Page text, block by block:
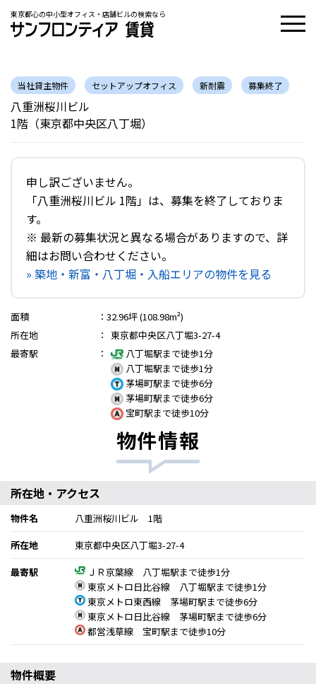
東京都心の中小型オフィス・店舗ビルの検索なら
当社貸主物件 セットアップオフィス 新耐震 募集終了
八重洲桜川ビル
1階（東京都中央区八丁堀）
申し訳ございません。
「八重洲桜川ビル 1階」は、募集を終了しておりま
す。
※ 最新の募集状況と異なる場合がありますので、詳
細はお問い合わせください。
» 築地・新富・八丁堀・入船エリアの物件を見る
面積 ： 32.96坪 (108.98m²)
所在地
：
東京都中央区八丁堀3-27-4
最寄駅
：
八丁堀駅まで徒歩1分
八丁堀駅まで徒歩1分
茅場町駅まで徒歩6分
茅場町駅まで徒歩6分
宝町駅まで徒歩10分
物件情報
所在地・アクセス
物件名
八重洲桜川ビル 1階
所在地
東京都中央区八丁堀3-27-4
最寄駅
ＪＲ京葉線 八丁堀駅まで徒歩1分
東京メトロ日比谷線 八丁堀駅まで徒歩1分
東京メトロ東西線 茅場町駅まで徒歩6分
東京メトロ日比谷線 茅場町駅まで徒歩6分
都営浅草線 宝町駅まで徒歩10分
物件概要